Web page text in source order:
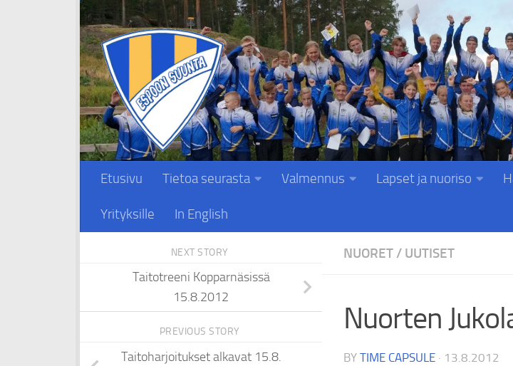
Skip to content
Etusivu Tietoa seurasta Valmennus Lapset ja nuoriso
Yrityksille In English
NUORET / UUTISET
Nuorten
BY TIME CAPSULE · 13.8.2012
NEXT STORY
Taitotreeni Kopparnäsissä
15.8.2012
PREVIOUS STORY
Taitoharjoitukset alkavat 15.8.